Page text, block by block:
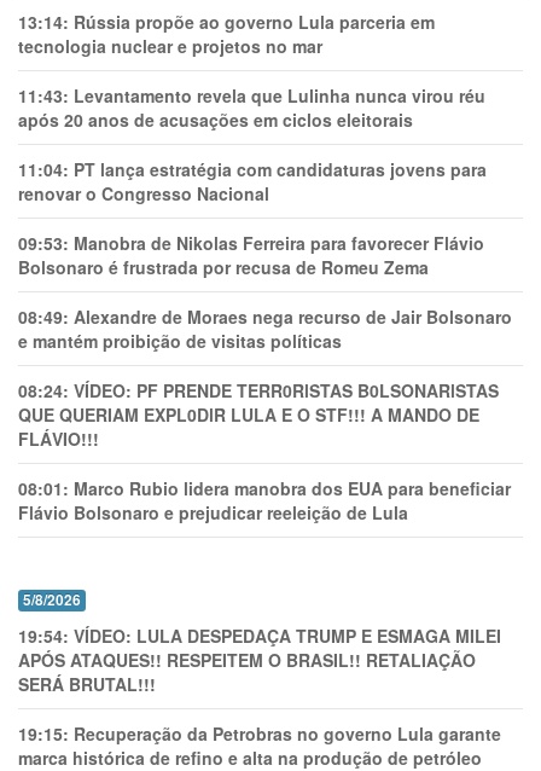
13:14: Rússia propõe ao governo Lula parceria em
tecnologia nuclear e projetos no mar
11:43: Levantamento revela que Lulinha nunca virou réu
após 20 anos de acusações em ciclos eleitorais
11:04: PT lança estratégia com candidaturas jovens para
renovar o Congresso Nacional
09:53: Manobra de Nikolas Ferreira para favorecer Flávio
Bolsonaro é frustrada por recusa de Romeu Zema
08:49: Alexandre de Moraes nega recurso de Jair Bolsonaro
e mantém proibição de visitas políticas
08:24: VÍDEO: PF PRENDE TERR0RlSTAS B0LSONARlSTAS
QUE QUERIAM EXPL0DlR LULA E O STF!!! A MANDO DE
FLÁVIO!!!
08:01: Marco Rubio lidera manobra dos EUA para beneficiar
Flávio Bolsonaro e prejudicar reeleição de Lula
5/8/2026
19:54: VÍDEO: LULA DESPEDAÇA TRUMP E ESMAGA MILEI
APÓS ATAQUES!! RESPEITEM O BRASIL!! RETALIAÇÃO
SERÁ BRUTAL!!!
19:15: Recuperação da Petrobras no governo Lula garante
marca histórica de refino e alta na produção de petróleo